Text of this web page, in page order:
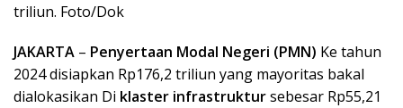
triliun. Foto/Dok
JAKARTA – Penyertaan Modal Negeri (PMN) Ke tahun
2024 disiapkan Rp176,2 triliun yang mayoritas bakal
dialokasikan Di klaster infrastruktursebesar Rp55,21